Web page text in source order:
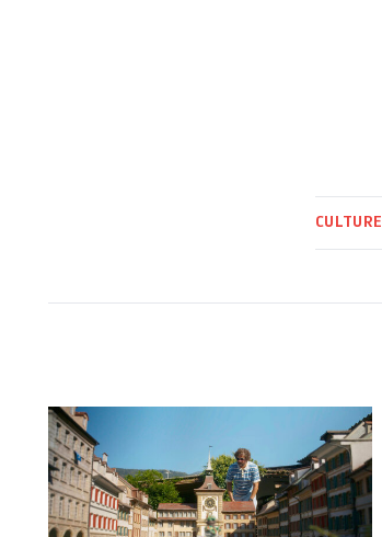
CULTURE